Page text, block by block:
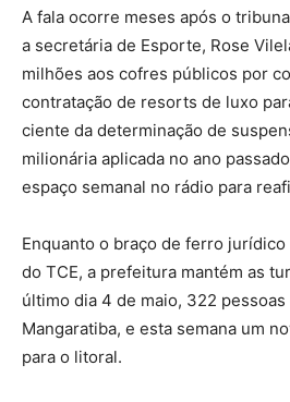
A fala ocorre meses após o
a secretária de Esporte, Rose
milhões aos cofres públicos por
contratação de resorts de luxo
ciente da determinação de
milionária aplicada no ano
espaço semanal no rádio para
Enquanto o braço de ferro
do TCE, a prefeitura mantém as
último dia 4 de maio, 322
Mangaratiba, e esta semana um
para o litoral.